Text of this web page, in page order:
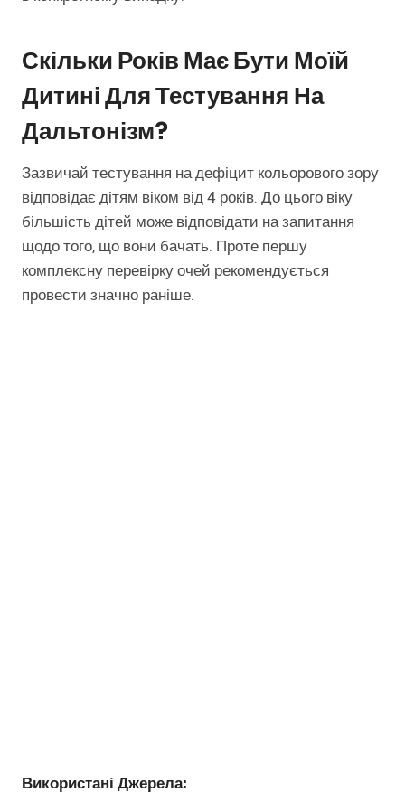
Скільки Років Має Бути Моїй
Дитині Для Тестування На
Дальтонізм?
Зазвичай тестування на дефіцит кольорового зору
відповідає дітям віком від 4 років. До цього віку
більшість дітей може відповідати на запитання
щодо того, що вони бачать. Проте першу
комплексну перевірку очей рекомендується
провести значно раніше.
Використані Джерела: